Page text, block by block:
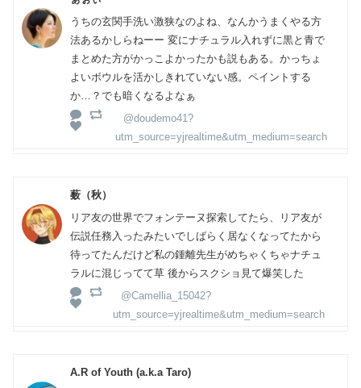
うちの玄関手洗い激狭なのよね、なんかうまくやる方
法あるかしらねーー 変にナチュラル入れずに黒と青で
まとめた方がかっこよかったかも説もある。かっちょ
よいボウルを活かしきれていない感。ペイントする
か…？でも暗くなるよなぁ
@doudemo41?
utm_source=yjrealtime&utm_medium=search
薮（秋）
リア友の世界でフォンテーヌ探索してたら、リア友が
伝説任務入ったみたいでしばらく居なくなってたから
待ってたんだけど私の鍾離先生がめちゃくちゃナチュ
ラルに混じってて草 後からスクショ見て爆笑した
@Camellia_15042?
utm_source=yjrealtime&utm_medium=search
A.R of Youth (a.k.a Taro)